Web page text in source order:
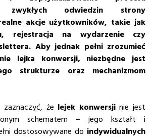
zwykłych odwiedzin strony
akcje użytkowników, takie jak
rejestracja na wydarzenie czy
Aby jednak pełni zrozumieć
lejka konwersji, niezbędne jest
strukturze oraz mechanizmom
że lejek konwersjinie jest
schematem – jego kształt i
dostosowywane do indywidualnych